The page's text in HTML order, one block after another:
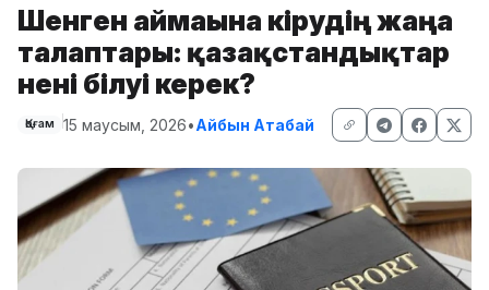
Шенген аймағына кірудің жаңа
талаптары: қазақстандықтар
нені білуі керек?
Қоғам 15 маусым, 2026•Айбын Атабай